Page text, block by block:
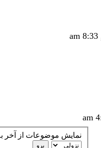
نمایش موضوعات از آخر